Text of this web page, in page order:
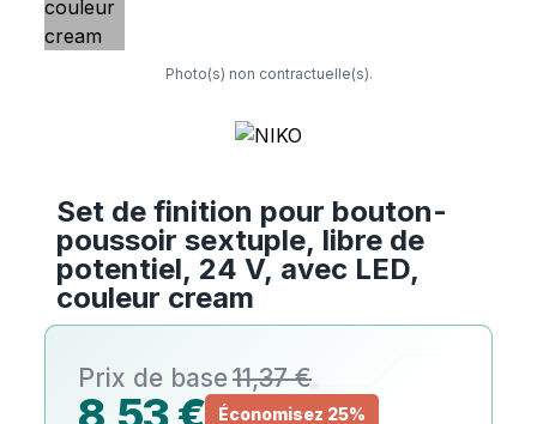
Photo(s) non contractuelle(s).
Set de finition pour bouton-
poussoir sextuple, libre de
potentiel, 24 V, avec LED,
couleur cream
11,37 €
Économisez 25%